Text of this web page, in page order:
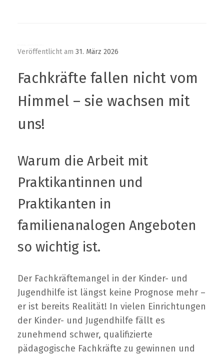
Veröffentlicht am 31. März 2026
Fachkräfte fallen nicht vom
Himmel – sie wachsen mit
uns!
Warum die Arbeit mit
Praktikantinnen und
Praktikanten in
familienanalogen Angeboten
so wichtig ist.
Der Fachkräftemangel in der Kinder- und
Jugendhilfe ist längst keine Prognose mehr –
er ist bereits Realität! In vielen Einrichtungen
der Kinder- und Jugendhilfe fällt es
zunehmend schwer, qualifizierte
pädagogische Fachkräfte zu gewinnen und